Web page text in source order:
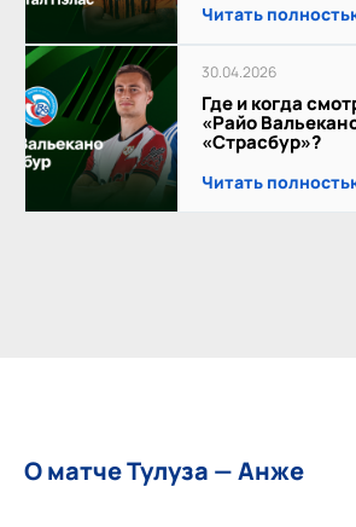
Читать
30.04.2026
Где и когда
«Райо
«Страсбур»?
Читать
О матче Тулуза — Анже